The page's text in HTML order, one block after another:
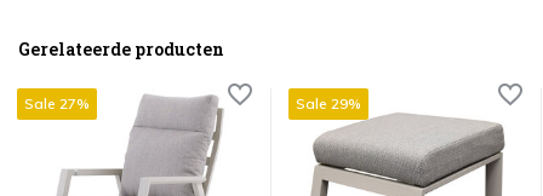
Gerelateerde producten
Sale 27% Sale 29%